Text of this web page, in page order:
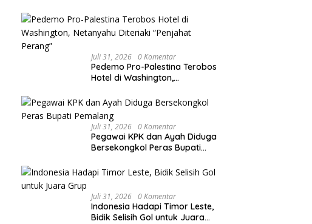
Kebijakan Lebih Tegas
Juli 31, 2026 0 Komentar
Pedemo Pro-Palestina Terobos
Hotel di Washington,
Perang”
Juli 31, 2026 0 Komentar
Pegawai KPK dan Ayah Diduga
Bersekongkol Peras Bupati
Juli 31, 2026 0 Komentar
Indonesia Hadapi Timor Leste,
Bidik Selisih Gol untuk Juara